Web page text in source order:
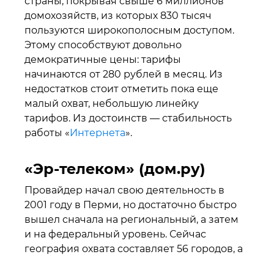
домохозяйств, из которых 830 тысяч
пользуются широкополосным доступом.
Этому способствуют довольно
демократичные цены: тарифы
начинаются от 280 рублей в месяц. Из
недостатков стоит отметить пока еще
малый охват, небольшую линейку
тарифов. Из достоинств — стабильность
работы « Интернета».
«Эр-телеком» (дом.ру)
Провайдер начал свою деятельность в
2001 году в Перми, но достаточно быстро
вышел сначала на региональный, а затем
и на федеральный уровень. Сейчас
география охвата составляет 56 городов, а